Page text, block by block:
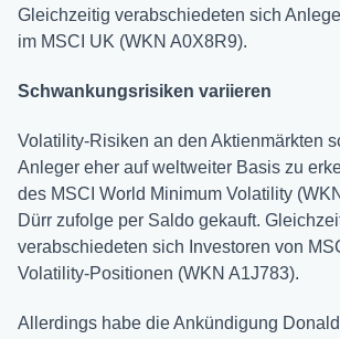
Gleichzeitig verabschiedeten sich
im MSCI UK (WKN A0X8R9).
Schwankungsrisiken variieren
Volatility-Risiken an den Aktienmärkten
Anleger eher auf weltweiter Basis zu
des MSCI World Minimum Volatility
Dürr zufolge per Saldo gekauft.
verabschiedeten sich Investoren von
Volatility-Positionen (WKN A1J783).
Allerdings habe die Ankündigung